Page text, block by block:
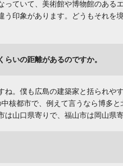
っていて、美術館や博物館のある
う印象があります。どうもそれを
いの距離があるのですか。
ね。僕も広島の建築家と括られや
核都市で、例えて言うなら博多
は山口県寄りで、福山市は岡山県